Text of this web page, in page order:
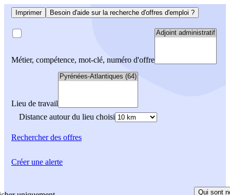
Imprimer Besoin d'aide sur la recherche d'offres d'emploi ?
Métier, compétence, mot-clé, numéro d'offre
Lieu de travail
Distance autour du lieu choisi
Rechercherdes offres
Qui sont
Créer une alerte